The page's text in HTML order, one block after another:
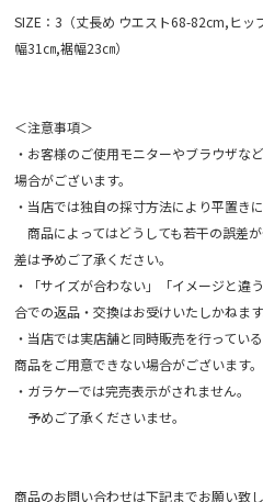
SIZE：3（丈長め ウエスト68-82cm,ヒ
幅31㎝,裾幅23㎝）
＜注意事項＞
・お客様のご使用モニターやブラウザな
場合がございます。
・当店では独自の採寸方法により平置き
商品によってはどうしても若干の誤差
差は予めご了承ください。
・「サイズが合わない」「イメージと違
合での返品・交換はお受けいたしかねます
・当店では実店舗と同時販売を行ってい
商品をご用意できない場合がございます。
・ガラケーでは完売表示がされません。
予めご了承くださいませ。
商品のお問い合わせは下記までお願い致し